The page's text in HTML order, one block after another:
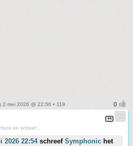
2 mei 2026 @ 22:56 • 119
en scheef...
2026 22:54schreef Symphonic het